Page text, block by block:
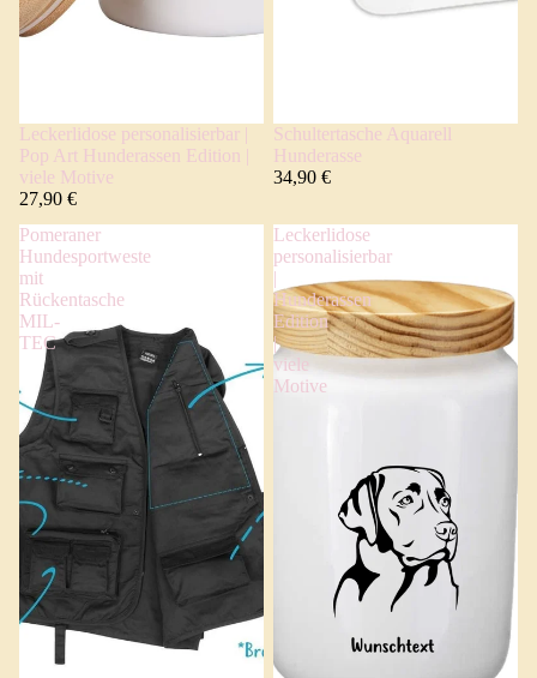
Leckerlidose personalisierbar |
Pop Art Hunderassen Edition |
viele Motive
27,90 €
Schultertasche Aquarell
Hunderasse
34,90 €
Pomeraner
Hundesportweste
mit
Rückentasche
MIL-
TEC
Leckerlidose
personalisierbar
|
Hunderassen
Edition
|
viele
Motive